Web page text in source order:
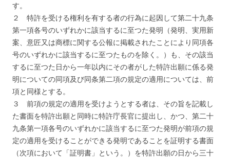
す。
２ 特許を受ける権利を有する者の行為に起因して第二十九条
第一項各号のいずれかに該当するに至つた発明（発明、実用新
案、意匠又は商標に関する公報に掲載されたことにより同項各
号のいずれかに該当するに至つたものを除く。）も、その該当
するに至つた日から一年以内にその者がした特許出願に係る発
明についての同項及び同条第二項の規定の適用については、前
項と同様とする。
３ 前項の規定の適用を受けようとする者は、その旨を記載し
た書面を特許出願と同時に特許庁長官に提出し、かつ、第二十
九条第一項各号のいずれかに該当するに至つた発明が前項の規
定の適用を受けることができる発明であることを証明する書面
（次項において「証明書」という。）を特許出願の日から三十